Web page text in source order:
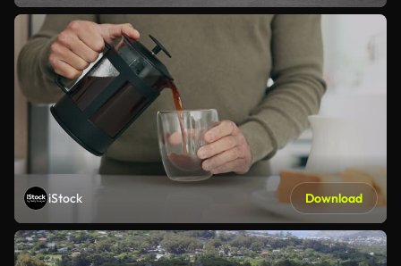
iStock Download